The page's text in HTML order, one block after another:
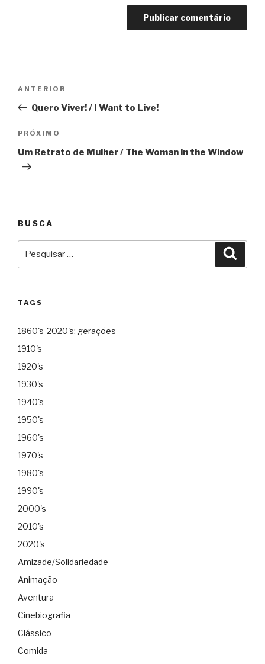
Post
Anterior
ANTERIOR
Quero Viver! / I Want to Live!
Próximo
PRÓXIMO
Um Retrato de Mulher / The Woman in the Window
BUSCA
TAGS
1860's-2020's: gerações
1910's
1920's
1930's
1940's
1950's
1960's
1970's
1980's
1990's
2000's
2010's
2020's
Amizade/Solidariedade
Animação
Aventura
Cinebiografia
Clássico
Comida